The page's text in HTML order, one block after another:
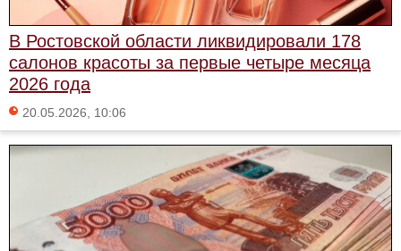
В Ростовской области ликвидировали 178
салонов красоты за первые четыре месяца
2026 года
20.05.2026, 10:06